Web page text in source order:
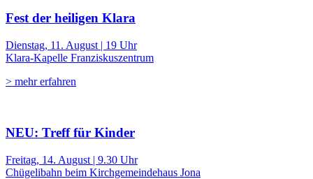
Fest der heiligen Klara
Dienstag, 11. August | 19 Uhr
Klara-Kapelle Franziskuszentrum
> mehr erfahren
NEU: Treff für Kinder
Freitag, 14. August | 9.30 Uhr
Chügelibahn beim Kirchgemeindehaus Jona